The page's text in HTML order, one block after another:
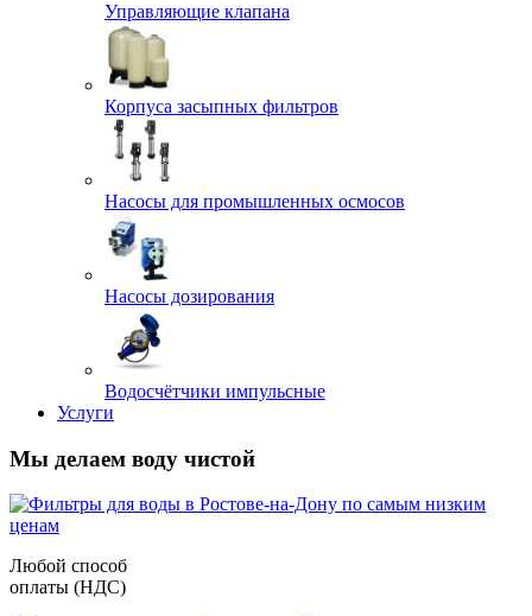
Управляющие клапана
Корпуса засыпных фильтров
Насосы для промышленных осмосов
Насосы дозирования
Водосчётчики импульсные
Услуги
Мы делаем воду чистой
Любой способ
оплаты (НДС)